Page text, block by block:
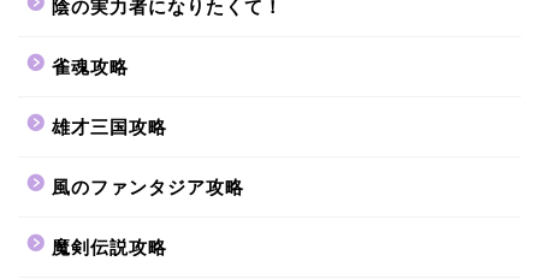
陰の実力者になりたくて！
雀魂攻略
雄才三国攻略
風のファンタジア攻略
魔剣伝説攻略